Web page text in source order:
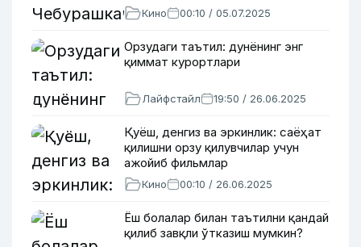
Кино 00:10 / 05.07.2025
Орзудаги таътил: дунёнинг энг
қиммат курортлари
Лайфстайл 19:50 / 26.06.2025
Қуёш, денгиз ва эркинлик: саёҳат
қилишни орзу қилувчилар учун
ажойиб фильмлар
Кино 00:10 / 26.06.2025
Ёш болалар билан таътилни қандай
қилиб завқли ўтказиш мумкин?